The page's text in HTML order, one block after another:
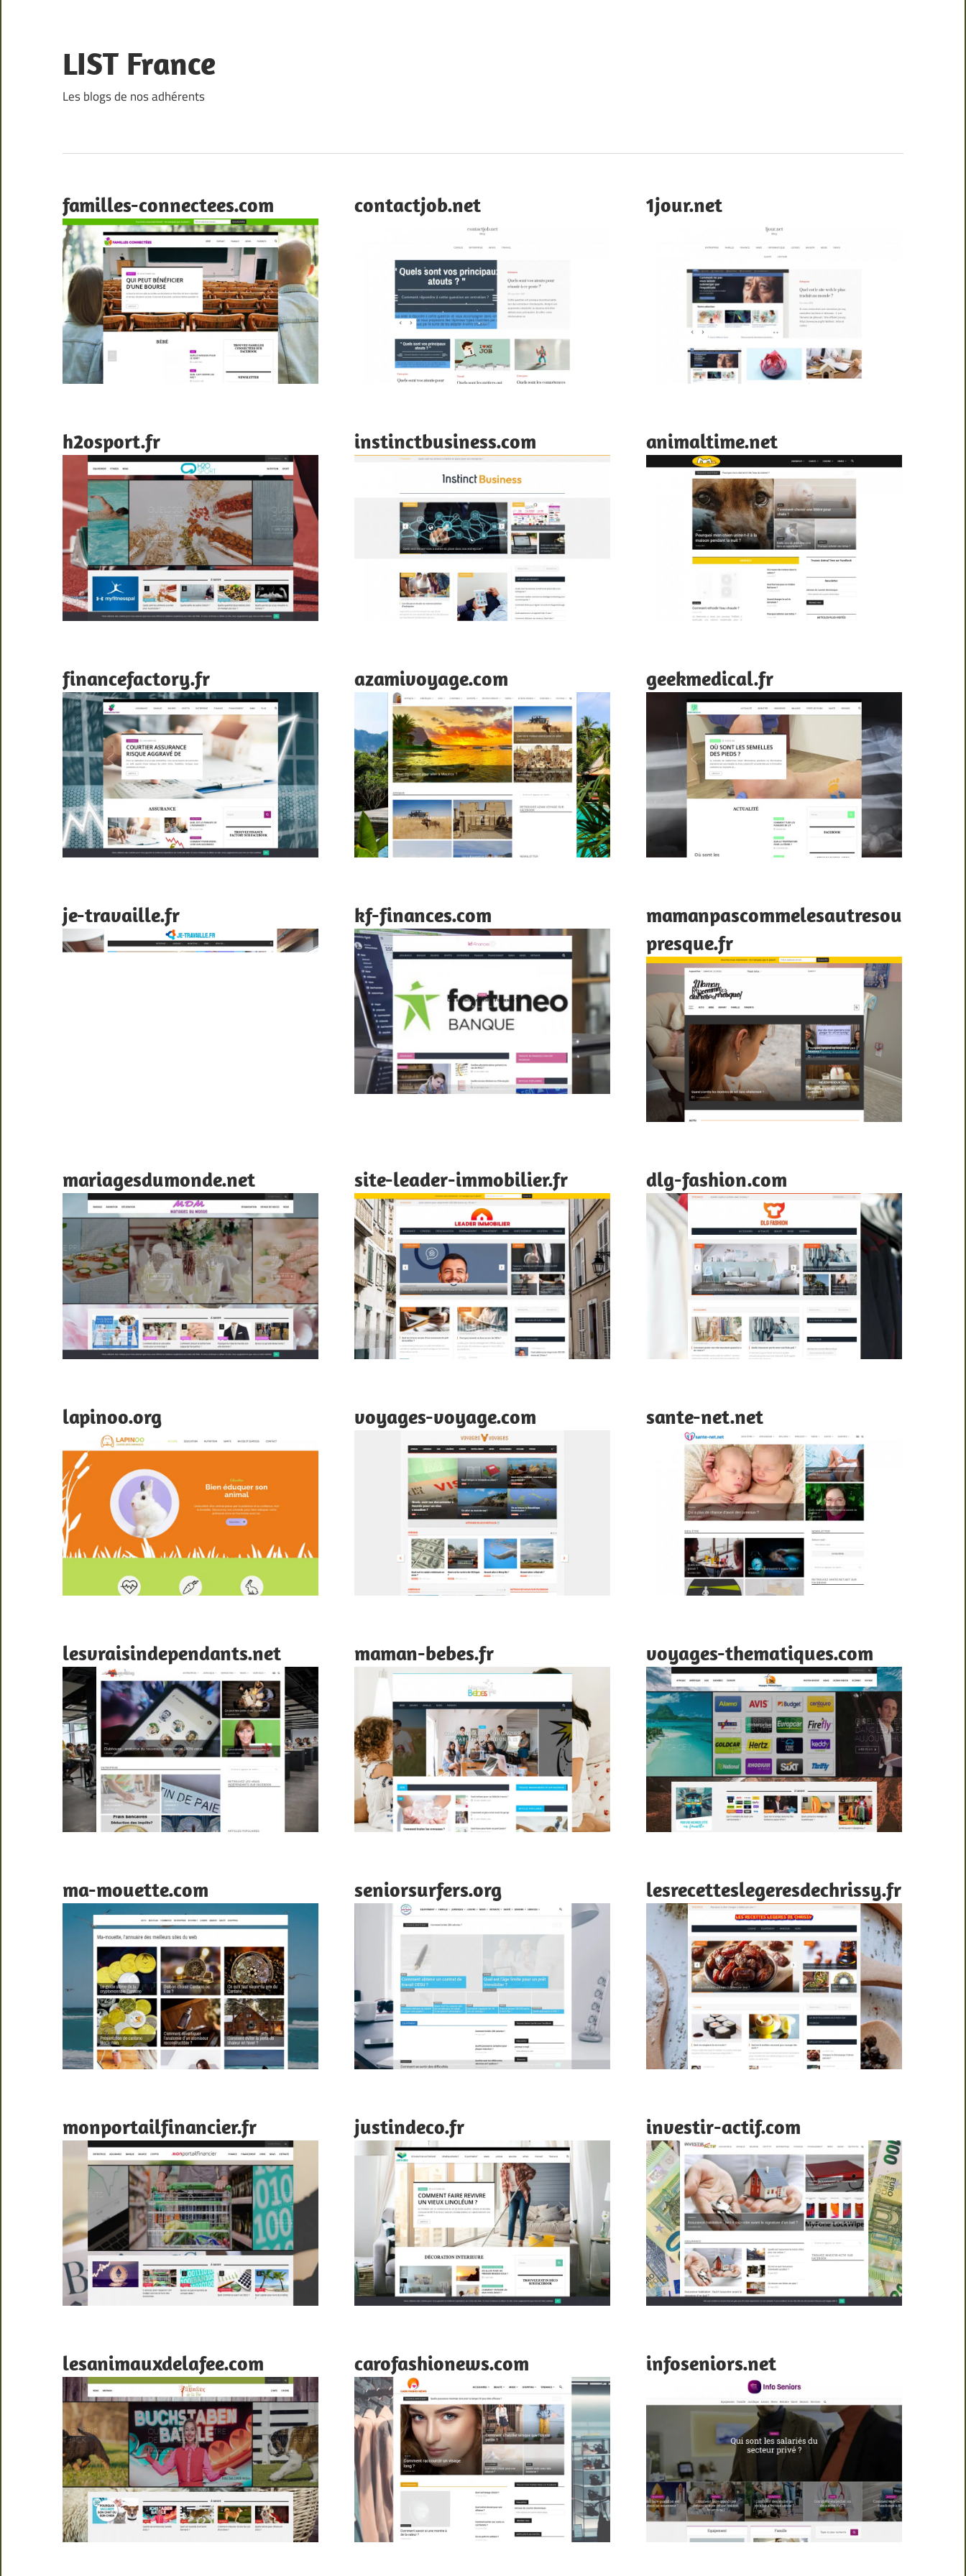
content
LIST France
Les blogs de nos adhérents
familles-connectees.com contactjob.net 1jour.net
h2osport.fr instinctbusiness.com animaltime.net
financefactory.fr azamivoyage.com geekmedical.fr
je-travaille.fr kf-finances.com
mamanpascommelesautresou
presque.fr
mariagesdumonde.net site-leader-immobilier.fr dlg-fashion.com
lapinoo.org voyages-voyage.com sante-net.net
lesvraisindependants.net maman-bebes.fr voyages-thematiques.com
ma-mouette.com seniorsurfers.org lesrecetteslegeresdechrissy.fr
monportailfinancier.fr justindeco.fr investir-actif.com
lesanimauxdelafee.com carofashionews.com infoseniors.net